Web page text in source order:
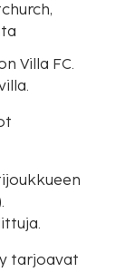
Villa FC.
tarjoavat